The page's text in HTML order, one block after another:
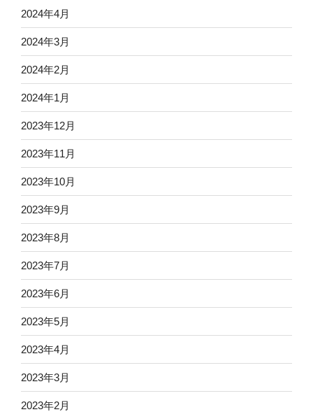
2024年4月
2024年3月
2024年2月
2024年1月
2023年12月
2023年11月
2023年10月
2023年9月
2023年8月
2023年7月
2023年6月
2023年5月
2023年4月
2023年3月
2023年2月